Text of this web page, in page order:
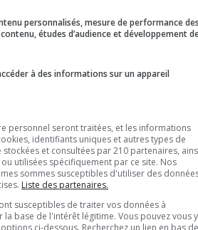
Qualité
Ambiance
Serveur très
et
personnalisés, mesure de performance des
études d’audience et développement
à des informations sur un appareil
personnel seront traitées, et les informations
identifiants uniques et autres types de
et consultées par 210 partenaires,
utilisées spécifiquement par ce site. Nos
sommes susceptibles d'utiliser des
Liste des partenaires.
susceptibles de traiter vos données à
la base de l'intérêt légitime. Vous pouvez vous y
ci-dessous. Recherchez un lien en bas de